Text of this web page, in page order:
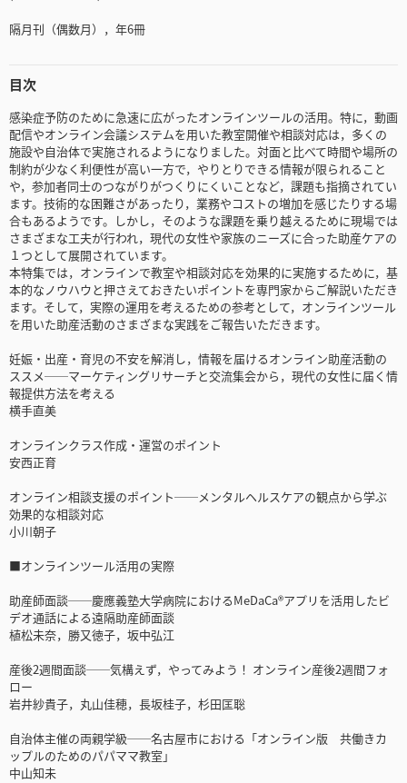
隔月刊（偶数月），年6冊
目次
感染症予防のために急速に広がったオンラインツールの活用。特に，動画
配信やオンライン会議システムを用いた教室開催や相談対応は，多くの
施設や自治体で実施されるようになりました。対面と比べて時間や場所の
制約が少なく利便性が高い一方で，やりとりできる情報が限られること
や，参加者同士のつながりがつくりにくいことなど，課題も指摘されてい
ます。技術的な困難さがあったり，業務やコストの増加を感じたりする場
合もあるようです。しかし，そのような課題を乗り越えるために現場では
さまざまな工夫が行われ，現代の女性や家族のニーズに合った助産ケアの
１つとして展開されています。
本特集では，オンラインで教室や相談対応を効果的に実施するために，基
本的なノウハウと押さえておきたいポイントを専門家からご解説いただき
ます。そして，実際の運用を考えるための参考として，オンラインツール
を用いた助産活動のさまざまな実践をご報告いただきます。
妊娠・出産・育児の不安を解消し，情報を届けるオンライン助産活動の
ススメ──マーケティングリサーチと交流集会から，現代の女性に届く情
報提供方法を考える
横手直美
オンラインクラス作成・運営のポイント
安西正育
オンライン相談支援のポイント──メンタルヘルスケアの観点から学ぶ
効果的な相談対応
小川朝子
■オンラインツール活用の実際
助産師面談──慶應義塾大学病院におけるMeDaCa®アプリを活用したビ
デオ通話による遠隔助産師面談
植松未奈，勝又徳子，坂中弘江
産後2週間面談──気構えず，やってみよう！ オンライン産後2週間フォ
ロー
岩井紗貴子，丸山佳穂，長坂桂子，杉田匡聡
自治体主催の両親学級──名古屋市における「オンライン版 共働きカ
ップルのためのパパママ教室」
中山知未